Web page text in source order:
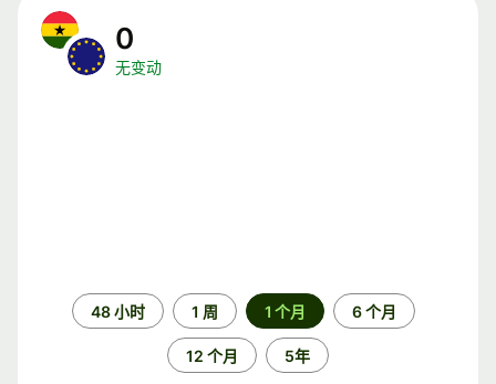
0
无变动
48 小时 1 周 1 个月 6 个月
12 个月 5年